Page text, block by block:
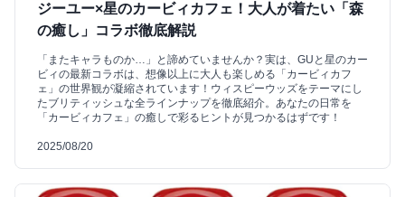
ジーユー×星のカービィカフェ！大人が着たい「森
の癒し」コラボ徹底解説
「またキャラものか…」と諦めていませんか？実は、GUと星のカー
ビィの最新コラボは、想像以上に大人も楽しめる「カービィカフ
ェ」の世界観が凝縮されています！ウィスピーウッズをテーマにし
たブリティッシュな全ラインナップを徹底紹介。あなたの日常を
「カービィカフェ」の癒しで彩るヒントが見つかるはずです！
2025/08/20